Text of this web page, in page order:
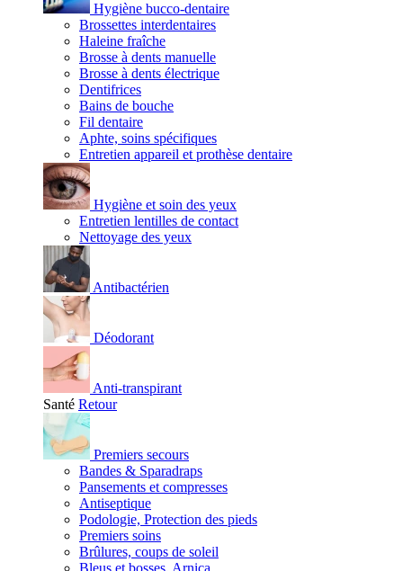
Hygiène bucco-dentaire
Brossettes interdentaires
Haleine fraîche
Brosse à dents manuelle
Brosse à dents électrique
Dentifrices
Bains de bouche
Fil dentaire
Aphte, soins spécifiques
Entretien appareil et prothèse dentaire
Hygiène et soin des yeux
Entretien lentilles de contact
Nettoyage des yeux
Antibactérien
Déodorant
Anti-transpirant
Santé Retour
Premiers secours
Bandes & Sparadraps
Pansements et compresses
Antiseptique
Podologie, Protection des pieds
Premiers soins
Brûlures, coups de soleil
Bleus et bosses, Arnica